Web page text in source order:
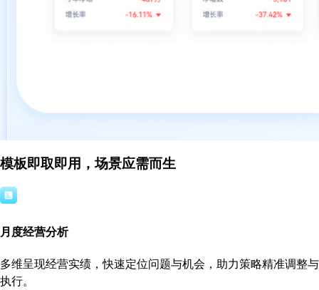
模板即取即用，场景应需而生
月度经营分析
多维呈现经营实绩，快速定位问题与机会，助力策略精准调整与
执行。